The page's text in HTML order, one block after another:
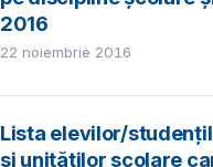
2016
22 noiembrie 2016
Lista elevilor/
și unităților școlare